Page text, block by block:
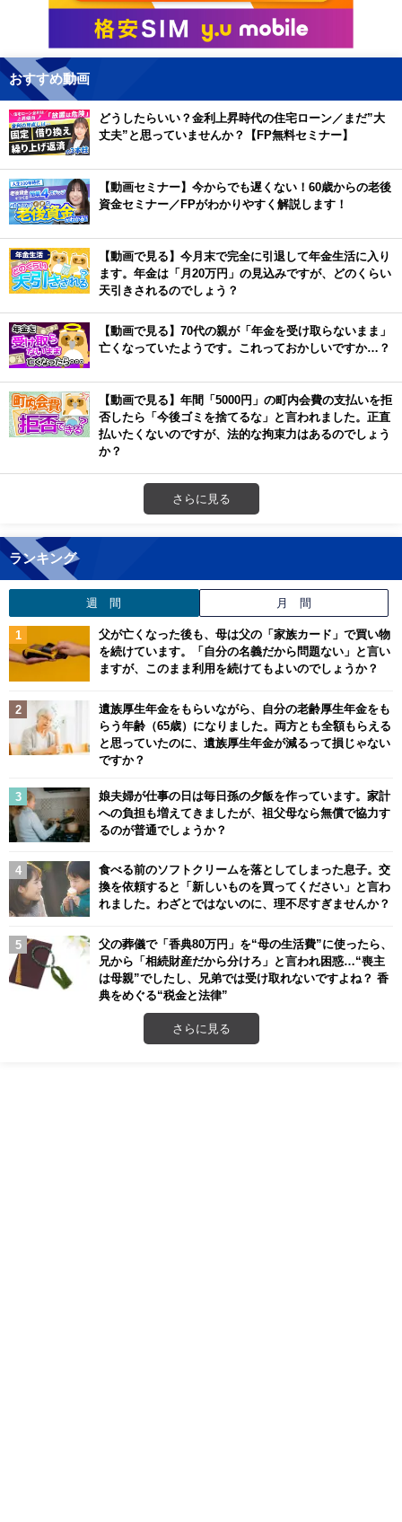
おすすめ動画
どうしたらいい？金利上昇時代の住宅ローン／まだ”大
丈夫”と思っていませんか？【FP無料セミナー】
【動画セミナー】今からでも遅くない！60歳からの老後
資金セミナー／FPがわかりやすく解説します！
【動画で見る】今月末で完全に引退して年金生活に入り
ます。年金は「月20万円」の見込みですが、どのくらい
天引きされるのでしょう？
【動画で見る】70代の親が「年金を受け取らないまま」
亡くなっていたようです。これっておかしいですか…？
【動画で見る】年間「5000円」の町内会費の支払いを拒
否したら「今後ゴミを捨てるな」と言われました。正直
払いたくないのですが、法的な拘束力はあるのでしょう
か？
さらに見る
ランキング
週 間 月 間
父が亡くなった後も、母は父の「家族カード」で買い物
を続けています。「自分の名義だから問題ない」と言い
ますが、このまま利用を続けてもよいのでしょうか？
遺族厚生年金をもらいながら、自分の老齢厚生年金をも
らう年齢（65歳）になりました。両方とも全額もらえる
と思っていたのに、遺族厚生年金が減るって損じゃない
ですか？
娘夫婦が仕事の日は毎日孫の夕飯を作っています。家計
への負担も増えてきましたが、祖父母なら無償で協力す
るのが普通でしょうか？
食べる前のソフトクリームを落としてしまった息子。交
換を依頼すると「新しいものを買ってください」と言わ
れました。わざとではないのに、理不尽すぎませんか？
父の葬儀で「香典80万円」を“母の生活費”に使ったら、
兄から「相続財産だから分けろ」と言われ困惑…“喪主
は母親”でしたし、兄弟では受け取れないですよね？ 香
典をめぐる“税金と法律”
さらに見る